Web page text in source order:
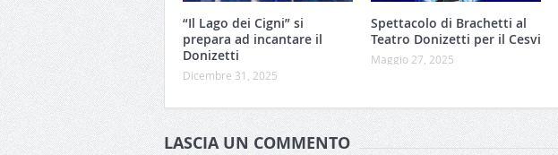
“Il Lago dei Cigni” si
prepara ad incantare il
Donizetti
Dicembre 31, 2025
Spettacolo di Brachetti al
Teatro Donizetti per il Cesvi
Maggio 27, 2025
LASCIA UN COMMENTO